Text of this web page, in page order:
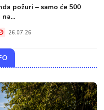
požuri – samo će 500
26.07.26